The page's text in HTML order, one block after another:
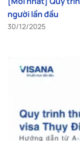
người lần đầu
30/12/2025